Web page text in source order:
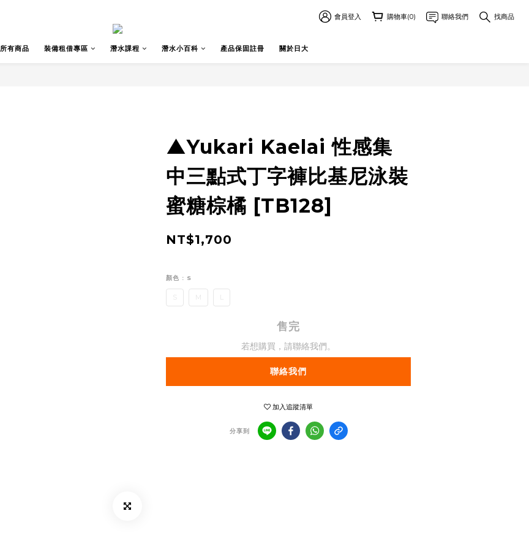
會員登入 購物車(0) 聯絡我們 找商品
所有商品 裝備租借專區 潛水課程 潛水小百科 產品保固註冊 關於日大
▲Yukari Kaelai 性感集
中三點式丁字褲比基尼泳裝
蜜糖棕橘 [TB128]
NT$1,700
顏色 : S
M
售完
若想購買，請聯絡我們。
聯絡我們
加入追蹤清單
分享到